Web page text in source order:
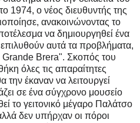
1974, ο νέος διευθυντής της
ανακοινώνοντας το
να δημιουργηθεί ένα
αυτά τα προβλήματα,
Brera". Σκοπός του
όλες τις απαραίτητες
έκαναν να λειτουργεί
σε ένα σύγχρονο μουσείο
το γειτονικό μέγαρο Παλάτσο
δεν υπήρχαν οι πόροι